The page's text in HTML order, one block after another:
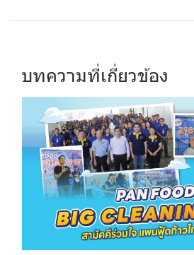
บทความที่เกี่ยวข้อง